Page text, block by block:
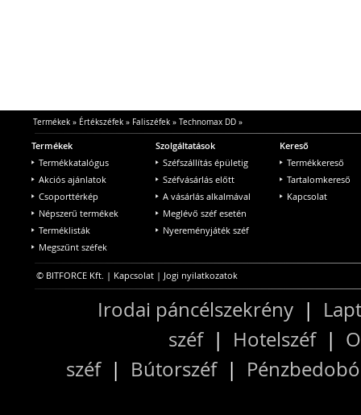
Termékek» Értékszéfek» Faliszéfek» Technomax DD»
Termékek
Termékkatalógus
Akciós ajánlatok
Csoporttérkép
Népszerű termékek
Terméklisták
Megszűnt széfek
Szolgáltatások
Széfszállítás épületig
Széfvásárlás előtt
A vásárlás alkalmával
Meglévő széf esetén
Nyereményjáték széf
Kereső
Termékkereső
Tartalomkereső
Kapcsolat
© BITFORCE Kft. | Kapcsolat | Jogi nyilatkozatok
Irodai páncélszekrény |
széf| Hotelszéf|
széf| Bútorszéf|